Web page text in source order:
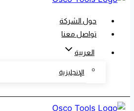
حول الشركة
تواصل معنا
العربية
الإنجليزية